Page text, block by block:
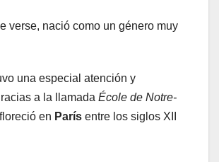
verse, nació como un género muy
una especial atención y
a la llamada École de Notre-
en París entre los siglos XII